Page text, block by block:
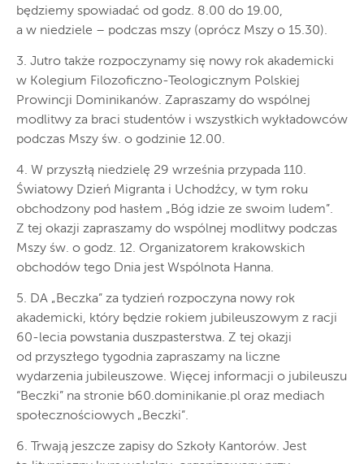
będziemy spowiadać od godz. 8.00 do 19.00,
a w niedziele – podczas mszy (oprócz Mszy o 15.30).
3. Jutro także rozpoczynamy się nowy rok akademicki
w Kolegium Filozoficzno-Teologicznym Polskiej
Prowincji Dominikanów. Zapraszamy do wspólnej
modlitwy za braci studentów i wszystkich wykładowców
podczas Mszy św. o godzinie 12.00.
4. W przyszłą niedzielę 29 września przypada 110.
Światowy Dzień Migranta i Uchodźcy, w tym roku
obchodzony pod hasłem „Bóg idzie ze swoim ludem”.
Z tej okazji zapraszamy do wspólnej modlitwy podczas
Mszy św. o godz. 12. Organizatorem krakowskich
obchodów tego Dnia jest Wspólnota Hanna.
5. DA „Beczka” za tydzień rozpoczyna nowy rok
akademicki, który będzie rokiem jubileuszowym z racji
60-lecia powstania duszpasterstwa. Z tej okazji
od przyszłego tygodnia zapraszamy na liczne
wydarzenia jubileuszowe. Więcej informacji o jubileuszu
“Beczki” na stronie b60.dominikanie.pl oraz mediach
społecznościowych „Beczki”.
6. Trwają jeszcze zapisy do Szkoły Kantorów. Jest